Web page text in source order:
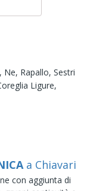
Ne, Rapallo, Sestri
Ligure,
a Chiavari
con aggiunta di